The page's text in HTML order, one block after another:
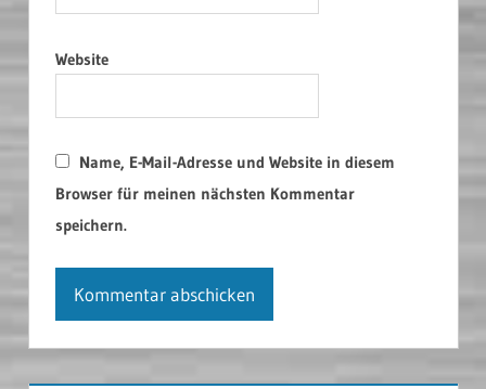
Website
Name, E-Mail-Adresse und Website in diesem
Browser für meinen nächsten Kommentar
speichern.